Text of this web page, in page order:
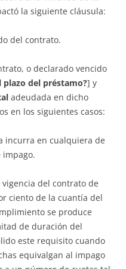
la siguiente cláusula:
del contrato.
o declarado vencido
plazo del préstamo?] y
adeudada en dicho
en los siguientes casos:
incurra en cualquiera de
impago.
del contrato de
ciento de la cuantía del
se produce
de duración del
este requisito cuando
equivalgan al impago